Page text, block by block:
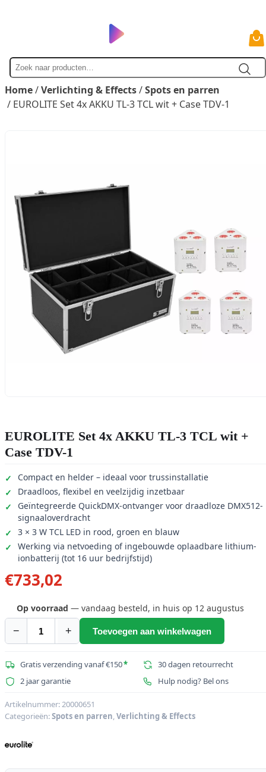
Zoek
naar
Home/Verlichting & Effects/Spots en parren
/ EUROLITE Set 4x AKKU TL-3 TCL wit + Case TDV-1
EUROLITE Set 4x AKKU TL-3 TCL wit +
Case TDV-1
Compact en helder – ideaal voor trussinstallatie
Draadloos, flexibel en veelzijdig inzetbaar
Geïntegreerde QuickDMX-ontvanger voor draadloze DMX512-
signaaloverdracht
3 × 3 W TCL LED in rood, groen en blauw
Werking via netvoeding of ingebouwde oplaadbare lithium-
ionbatterij (tot 16 uur bedrijfstijd)
€733,02
Op voorraad — vandaag besteld, in huis op 12 augustus
−
EUROLITE
4x
AKKU
3
TCL
+ Toevoegen aan winkelwagen
Gratis verzending vanaf €150*
30 dagen retourrecht
2 jaar garantie
Hulp nodig? Bel ons
Artikelnummer:20000651
Categorieën:Spots en parren,Verlichting & Effects